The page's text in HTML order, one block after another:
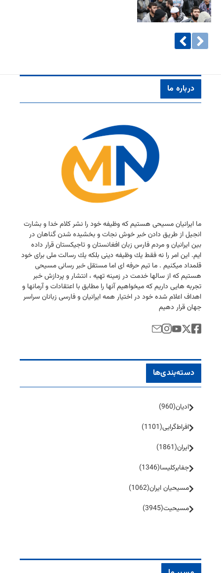
درباره ما
ما ایرانیان مسیحی هستیم كه وظیفه خود را نشر كلام خدا و بشارت
انجیل از طریق دادن خبر خوش نجات و بخشیده شدن گناهان در
بین ایرانیان و مردم فارس زبان افغانستان و تاجیكستان قرار داده
ایم. این امر را نه فقط یك وظیفه دینی بلكه یك رسالت ملی برای خود
قلمداد میكنیم . ما تیم حرفه ای اما مستقل خبر رسانی مسیحی
هستیم كه از سالها خدمت در زمینه تهیه ، انتشار و پردازش خبر
تجربه هایی داریم كه میخواهیم آنها را مطابق با اعتقادات و آرمانها و
اهداف اعلام شده خود در اختیار همه ایرانیان و فارسی زبانان سراسر
جهان قرار دهیم
دسته‌بندی‌ها
ادیان(960)
افراط‌گرایی(1101)
ایران(1861)
جفا‌بر‌کلیسا(1346)
مسیحیان ایران(1062)
مسیحیت(3945)